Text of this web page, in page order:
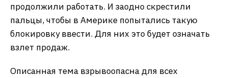
продолжили работать. И заодно скрестили
пальцы, чтобы в Америке попытались такую
блокировку ввести. Для них это будет означать
взлет продаж.
Описанная тема взрывоопасна для всех